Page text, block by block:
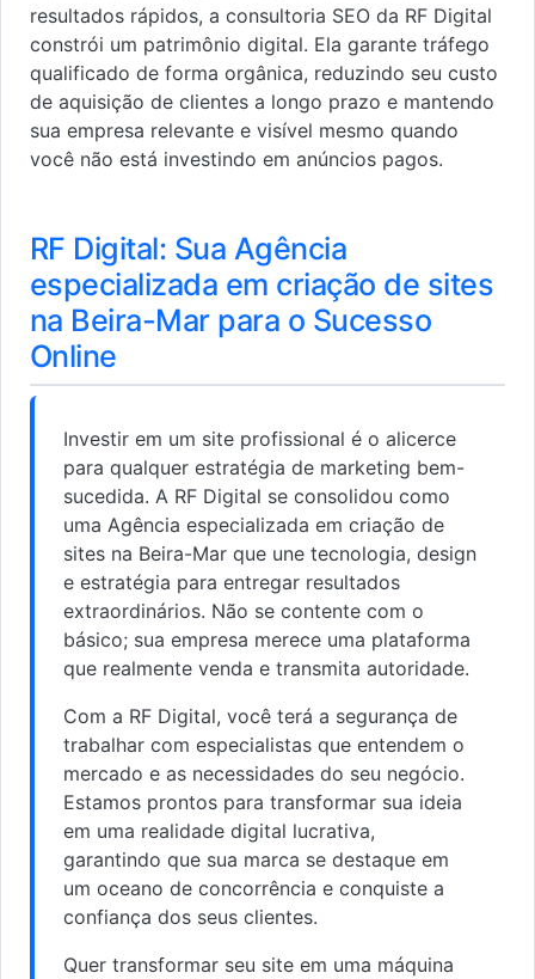
resultados rápidos, a consultoria SEO da RF Digital
constrói um patrimônio digital. Ela garante tráfego
qualificado de forma orgânica, reduzindo seu custo
de aquisição de clientes a longo prazo e mantendo
sua empresa relevante e visível mesmo quando
você não está investindo em anúncios pagos.
RF Digital: Sua Agência
especializada em criação de sites
na Beira-Mar para o Sucesso
Online
Investir em um site profissional é o alicerce
para qualquer estratégia de marketing bem-
sucedida. A RF Digital se consolidou como
uma Agência especializada em criação de
sites na Beira-Mar que une tecnologia, design
e estratégia para entregar resultados
extraordinários. Não se contente com o
básico; sua empresa merece uma plataforma
que realmente venda e transmita autoridade.
Com a RF Digital, você terá a segurança de
trabalhar com especialistas que entendem o
mercado e as necessidades do seu negócio.
Estamos prontos para transformar sua ideia
em uma realidade digital lucrativa,
garantindo que sua marca se destaque em
um oceano de concorrência e conquiste a
confiança dos seus clientes.
Quer transformar seu site em uma máquina